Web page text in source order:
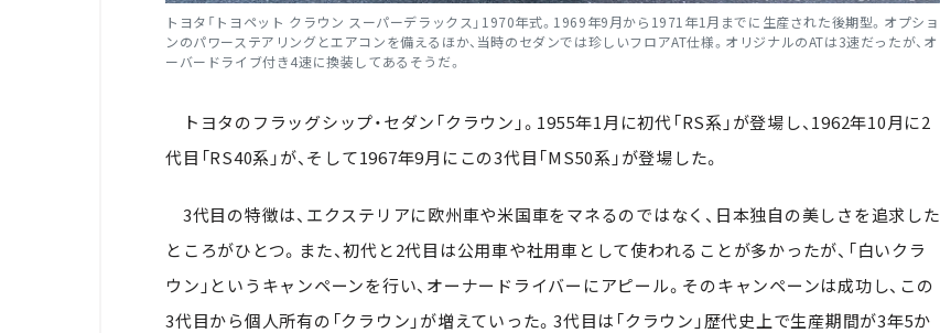
トヨタ「トヨペット クラウン スーパーデラックス」1970年式。1969年9月から1971年1月までに生産された後期型。オプショ
ンのパワーステアリングとエアコンを備えるほか、当時のセダンでは珍しいフロアAT仕様。オリジナルのATは3速だったが、オ
ーバードライブ付き4速に換装してあるそうだ。
トヨタのフラッグシップ・セダン「クラウン」。1955年1月に初代「RS系」が登場し、1962年10月に2
代目「RS40系」が、そして1967年9月にこの3代目「MS50系」が登場した。
3代目の特徴は、エクステリアに欧州車や米国車をマネるのではなく、日本独自の美しさを追求した
ところがひとつ。また、初代と2代目は公用車や社用車として使われることが多かったが、「白いクラ
ウン」というキャンペーンを行い、オーナードライバーにアピール。そのキャンペーンは成功し、この
3代目から個人所有の「クラウン」が増えていった。3代目は「クラウン」歴代史上で生産期間が3年5か